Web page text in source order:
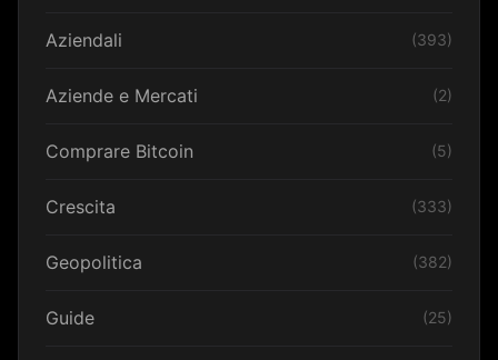
Aziendali (393)
Aziende e Mercati (2)
Comprare Bitcoin (5)
Crescita (333)
Geopolitica (382)
Guide (25)